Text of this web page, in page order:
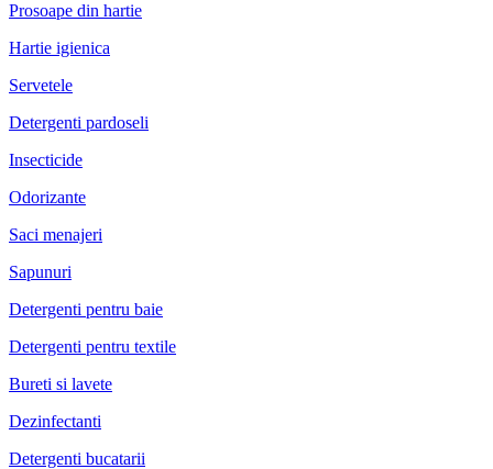
Prosoape din hartie
Hartie igienica
Servetele
Detergenti pardoseli
Insecticide
Odorizante
Saci menajeri
Sapunuri
Detergenti pentru baie
Detergenti pentru textile
Bureti si lavete
Dezinfectanti
Detergenti bucatarii